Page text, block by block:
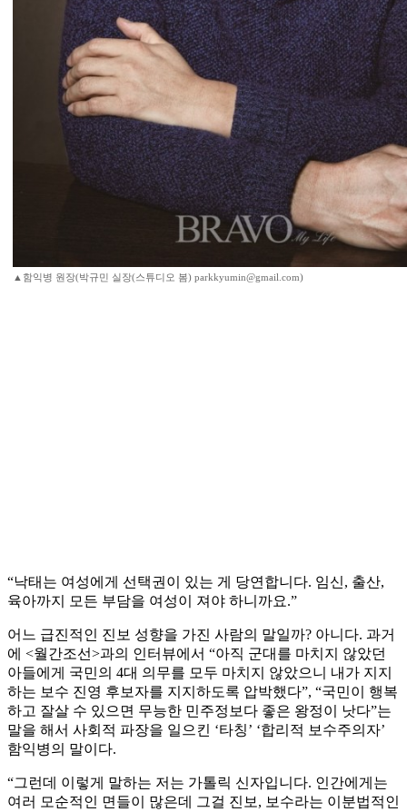
▲함익병 원장(박규민 실장(스튜디오 봄) parkkyumin@gmail.com)
“낙태는 여성에게 선택권이 있는 게 당연합니다. 임신, 출산,
육아까지 모든 부담을 여성이 져야 하니까요.”
어느 급진적인 진보 성향을 가진 사람의 말일까? 아니다. 과거
에 <월간조선>과의 인터뷰에서 “아직 군대를 마치지 않았던
아들에게 국민의 4대 의무를 모두 마치지 않았으니 내가 지지
하는 보수 진영 후보자를 지지하도록 압박했다”, “국민이 행복
하고 잘살 수 있으면 무능한 민주정보다 좋은 왕정이 낫다”는
말을 해서 사회적 파장을 일으킨 ‘타칭’ ‘합리적 보수주의자’
함익병의 말이다.
“그런데 이렇게 말하는 저는 가톨릭 신자입니다. 인간에게는
여러 모순적인 면들이 많은데 그걸 진보, 보수라는 이분법적인